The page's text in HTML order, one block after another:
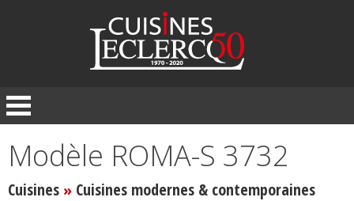
Modèle ROMA-S 3732
Cuisines » Cuisines modernes & contemporaines